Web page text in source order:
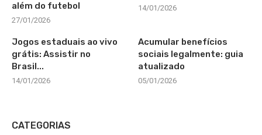
além do futebol
27/01/2026
14/01/2026
Jogos estaduais ao vivo
grátis: Assistir no
Brasil...
14/01/2026
Acumular benefícios
sociais legalmente: guia
atualizado
05/01/2026
CATEGORIAS